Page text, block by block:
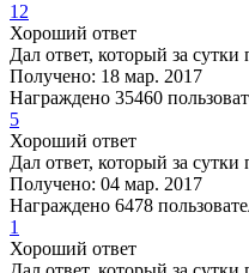
12
Хороший ответ
Дал ответ, который за сутки
Получено: 18 мар. 2017
Награждено 35460
5
Хороший ответ
Дал ответ, который за сутки
Получено: 04 мар. 2017
Награждено 6478
1
Хороший ответ